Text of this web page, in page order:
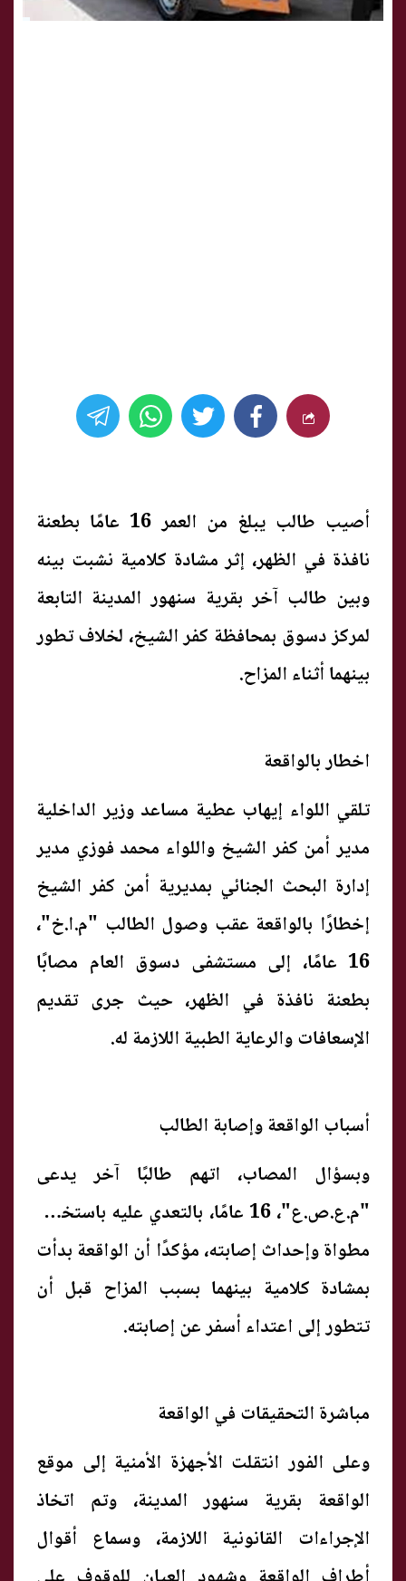
أصيب طالب يبلغ من العمر 16 عامًا بطعنة
نافذة في الظهر، إثر مشادة كلامية نشبت بينه
وبين طالب آخر بقرية سنهور المدينة التابعة
لمركز دسوق بمحافظة كفر الشيخ، لخلاف تطور
بينهما أثناء المزاح.
اخطار بالواقعة
تلقي اللواء إيهاب عطية مساعد وزير الداخلية
مدير أمن كفر الشيخ واللواء محمد فوزي مدير
إدارة البحث الجنائي بمديرية أمن كفر الشيخ
إخطارًا بالواقعة عقب وصول الطالب "م.ا.خ"،
16 عامًا، إلى مستشفى دسوق العام مصابًا
بطعنة نافذة في الظهر، حيث جرى تقديم
الإسعافات والرعاية الطبية اللازمة له.
أسباب الواقعة وإصابة الطالب
وبسؤال المصاب، اتهم طالبًا آخر يدعى
"م.ع.ص.ع"، 16 عامًا، بالتعدي عليه باستخدام
مطواة وإحداث إصابته، مؤكدًا أن الواقعة بدأت
بمشادة كلامية بينهما بسبب المزاح قبل أن
تتطور إلى اعتداء أسفر عن إصابته.
مباشرة التحقيقات في الواقعة
وعلى الفور انتقلت الأجهزة الأمنية إلى موقع
الواقعة بقرية سنهور المدينة، وتم اتخاذ
الإجراءات القانونية اللازمة، وسماع أقوال